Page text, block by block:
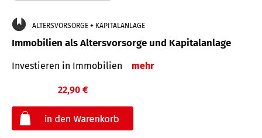
ALTERSVORSORGE + KAPITALANLAGE
Immobilien als Altersvorsorge und Kapitalanlage
Investieren in Immobilien mehr
22,90 €